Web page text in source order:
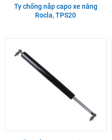
Ty chống nắp capo xe nâng
Rocla, TPS20